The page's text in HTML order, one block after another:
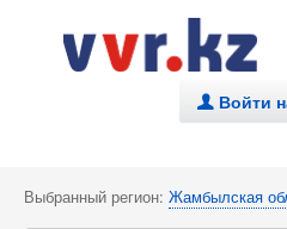
. Войти
Выбранный регион: Жамбылская